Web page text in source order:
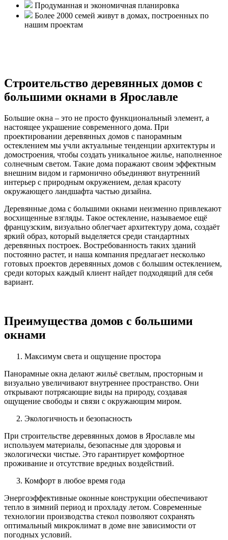
Продуманная и экономичная планировка
Более 2000 семей живут в домах, построенных по
нашим проектам
Строительство деревянных домов с
большими окнами в Ярославле
Большие окна – это не просто функциональный элемент, а
настоящее украшение современного дома. При
проектировании деревянных домов с панорамным
остеклением мы учли актуальные тенденции архитектуры и
домостроения, чтобы создать уникальное жилье, наполненное
солнечным светом. Такие дома поражают своим эффектным
внешним видом и гармонично объединяют внутренний
интерьер с природным окружением, делая красоту
окружающего ландшафта частью дизайна.
Деревянные дома с большими окнами неизменно привлекают
восхищенные взгляды. Такое остекление, называемое ещё
французским, визуально облегчает архитектуру дома, создаёт
яркий образ, который выделяется среди стандартных
деревянных построек. Востребованность таких зданий
постоянно растет, и наша компания предлагает несколько
готовых проектов деревянных домов с большим остеклением,
среди которых каждый клиент найдет подходящий для себя
вариант.
Преимущества домов с большими
окнами
Максимум света и ощущение простора
Панорамные окна делают жильё светлым, просторным и
визуально увеличивают внутреннее пространство. Они
открывают потрясающие виды на природу, создавая
ощущение свободы и связи с окружающим миром.
Экологичность и безопасность
При строительстве деревянных домов в Ярославле мы
используем материалы, безопасные для здоровья и
экологически чистые. Это гарантирует комфортное
проживание и отсутствие вредных воздействий.
Комфорт в любое время года
Энергоэффективные оконные конструкции обеспечивают
тепло в зимний период и прохладу летом. Современные
технологии производства стекол позволяют сохранять
оптимальный микроклимат в доме вне зависимости от
погодных условий.